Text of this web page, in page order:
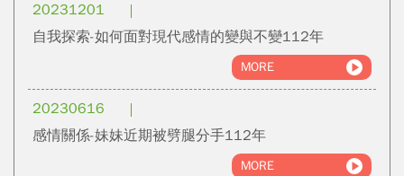
20231201
自我探索-如何面對現代感情的變與不變112年
MORE
20230616
感情關係-妹妹近期被劈腿分手112年
MORE